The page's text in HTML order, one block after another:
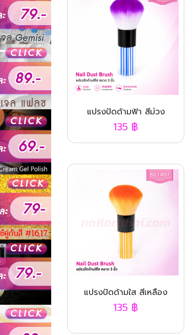
แปรงปัดด้ามฟ้า สีม่วง
135 ฿
แปรงปัดด้ามใส สีเหลือง
135 ฿